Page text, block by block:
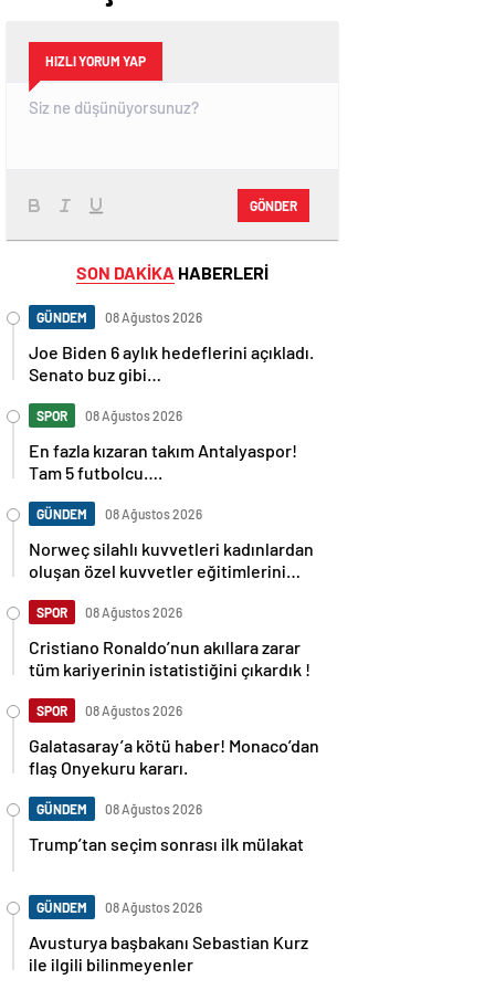
HIZLI YORUM YAP
GÖNDER
SON DAKİKA HABERLERİ
GÜNDEM 08 Ağustos 2026
Joe Biden 6 aylık hedeflerini açıkladı.
Senato buz gibi…
SPOR 08 Ağustos 2026
En fazla kızaran takım Antalyaspor!
Tam 5 futbolcu….
GÜNDEM 08 Ağustos 2026
Norweç silahlı kuvvetleri kadınlardan
oluşan özel kuvvetler eğitimlerini
SPOR 08 Ağustos 2026
Cristiano Ronaldo’nun akıllara zarar
tüm kariyerinin istatistiğini çıkardık !
SPOR 08 Ağustos 2026
Galatasaray’a kötü haber! Monaco’dan
flaş Onyekuru kararı.
GÜNDEM 08 Ağustos 2026
Trump’tan seçim sonrası ilk mülakat
GÜNDEM 08 Ağustos 2026
Avusturya başbakanı Sebastian Kurz
ile ilgili bilinmeyenler